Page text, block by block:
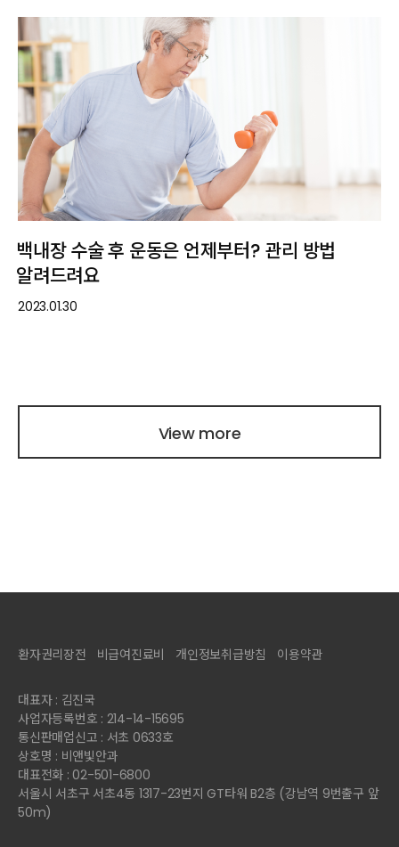
백내장 수술 후 운동은 언제부터? 관리 방법
알려드려요
2023.01.30
View more
환자권리장전 비급여진료비 개인정보취급방침 이용약관
대표자 : 김진국
사업자등록번호 : 214-14-15695
통신판매업신고 : 서초 0633호
상호명 : 비앤빛안과
대표전화 : 02-501-6800
서울시 서초구 서초4동 1317-23번지 GT타워 B2층 (강남역 9번출구 앞
50m)